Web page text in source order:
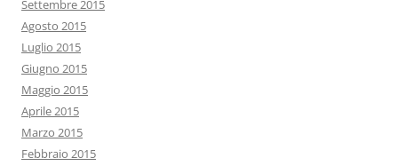
Settembre 2015
Agosto 2015
Luglio 2015
Giugno 2015
Maggio 2015
Aprile 2015
Marzo 2015
Febbraio 2015